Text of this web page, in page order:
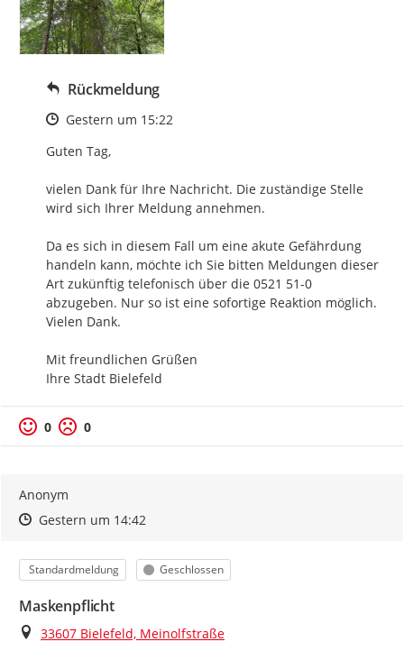
Rückmeldung
Zeitpunkt des Erstellens
Gestern um 15:22
Guten Tag,
vielen Dank für Ihre Nachricht. Die zuständige Stelle
wird sich Ihrer Meldung annehmen.
Da es sich in diesem Fall um eine akute Gefährdung
handeln kann, möchte ich Sie bitten Meldungen dieser
Art zukünftig telefonisch über die 0521 51-0
abzugeben. Nur so ist eine sofortige Reaktion möglich.
Vielen Dank.
Mit freundlichen Grüßen
Ihre Stadt Bielefeld
0 0
Anonym
Zeitpunkt des Erstellens
Zeitpunkt des Erstellens
Gestern um 14:42Zur Äußerung
Kategorie
Standardmeldung Status
Geschlossen
Maskenpflicht
Ort
33607 Bielefeld, Meinolfstraße